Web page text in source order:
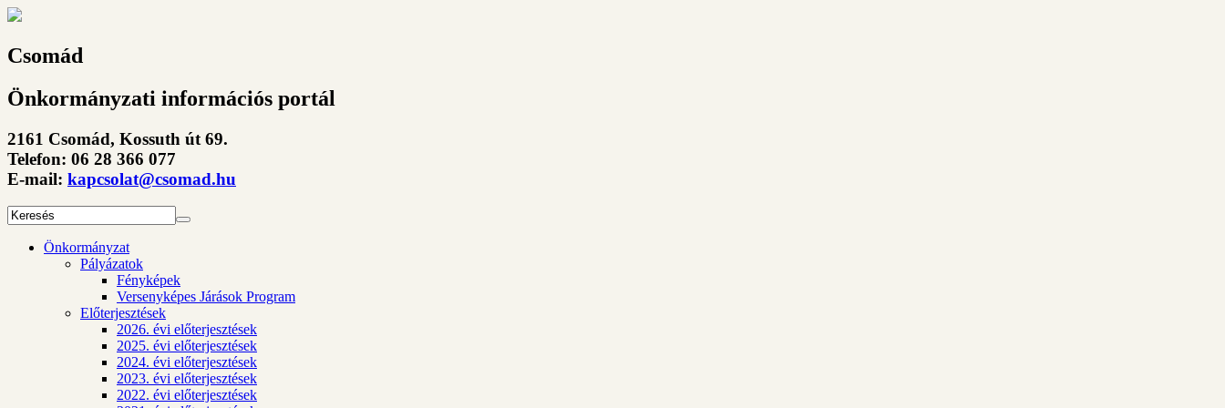
Csomád
Önkormányzati információs portál
2161 Csomád, Kossuth út 69.
Telefon: 06 28 366 077
E-mail: kapcsolat@csomad.hu
Önkormányzat
Pályázatok
Fényképek
Versenyképes Járások Program
Előterjesztések
2026. évi előterjesztések
2025. évi előterjesztések
2024. évi előterjesztések
2023. évi előterjesztések
2022. évi előterjesztések